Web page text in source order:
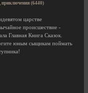
приключения (6440)
царстве
происшествие -
Главная Книга Сказок.
юным сыщикам поймать